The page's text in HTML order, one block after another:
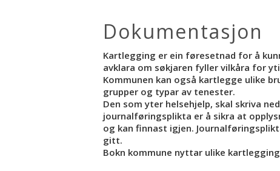
Dokumentasjon
Kartlegging er ein føresetnad for å
avklara om søkjaren fyller vilkåra for
Kommunen kan også kartlegge ulike
grupper og typar av tenester.
Den som yter helsehjelp, skal skriva
journalføringsplikta er å sikra at
og kan finnast igjen.
gitt.
Bokn kommune nyttar ulike